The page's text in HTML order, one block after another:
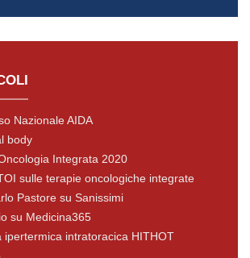
Nazionale AIDA
body
Integrata 2020
sulle terapie oncologiche integrate
Pastore su Sanissimi
su Medicina365
ipertermica intratoracica HITHOT